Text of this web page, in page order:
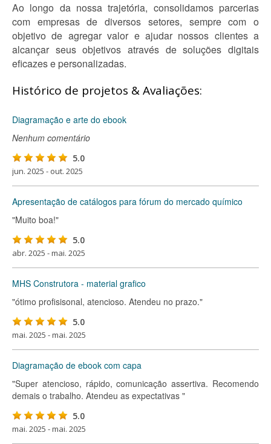
Ao longo da nossa trajetória, consolidamos parcerias
com empresas de diversos setores, sempre com o
objetivo de agregar valor e ajudar nossos clientes a
alcançar seus objetivos através de soluções digitais
eficazes e personalizadas.
Histórico de projetos & Avaliações:
Diagramação e arte do ebook
Nenhum comentário
5.0
jun. 2025 - out. 2025
Apresentação de catálogos para fórum do mercado químico
"Muito boa!"
5.0
abr. 2025 - mai. 2025
MHS Construtora - material grafico
"ótimo profisisonal, atencioso. Atendeu no prazo."
5.0
mai. 2025 - mai. 2025
Diagramação de ebook com capa
"Super atencioso, rápido, comunicação assertiva. Recomendo
demais o trabalho. Atendeu as expectativas "
5.0
mai. 2025 - mai. 2025